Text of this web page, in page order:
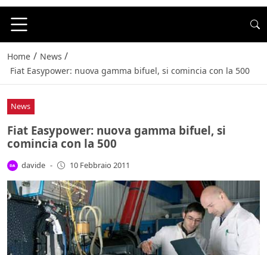
Home / News /
Fiat Easypower: nuova gamma bifuel, si comincia con la 500
News
Fiat Easypower: nuova gamma bifuel, si
comincia con la 500
davide - 10 Febbraio 2011